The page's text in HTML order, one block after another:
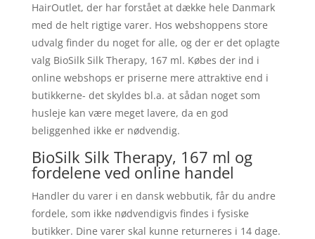
HairOutlet, der har forstået at dække hele Danmark
med de helt rigtige varer. Hos webshoppens store
udvalg finder du noget for alle, og der er det oplagte
valg BioSilk Silk Therapy, 167 ml. Købes der ind i
online webshops er priserne mere attraktive end i
butikkerne- det skyldes bl.a. at sådan noget som
husleje kan være meget lavere, da en god
beliggenhed ikke er nødvendig.
BioSilk Silk Therapy, 167 ml og
fordelene ved online handel
Handler du varer i en dansk webbutik, får du andre
fordele, som ikke nødvendigvis findes i fysiske
butikker. Dine varer skal kunne returneres i 14 dage.